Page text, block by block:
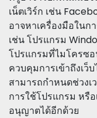
เน็ตเวิร์ก เช่น
อาจหาเครื่องมือใน
เช่น โปรแกรม
โปรแกรมที่ไมโครซอ
ควบคุมการเข้าถึงเว็
สามารถกำหนดช่วงเ
การใช้โปรแกรม หรื
อนุญาตได้อีกด้วย